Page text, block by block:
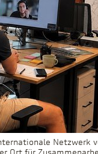
Netzwerk